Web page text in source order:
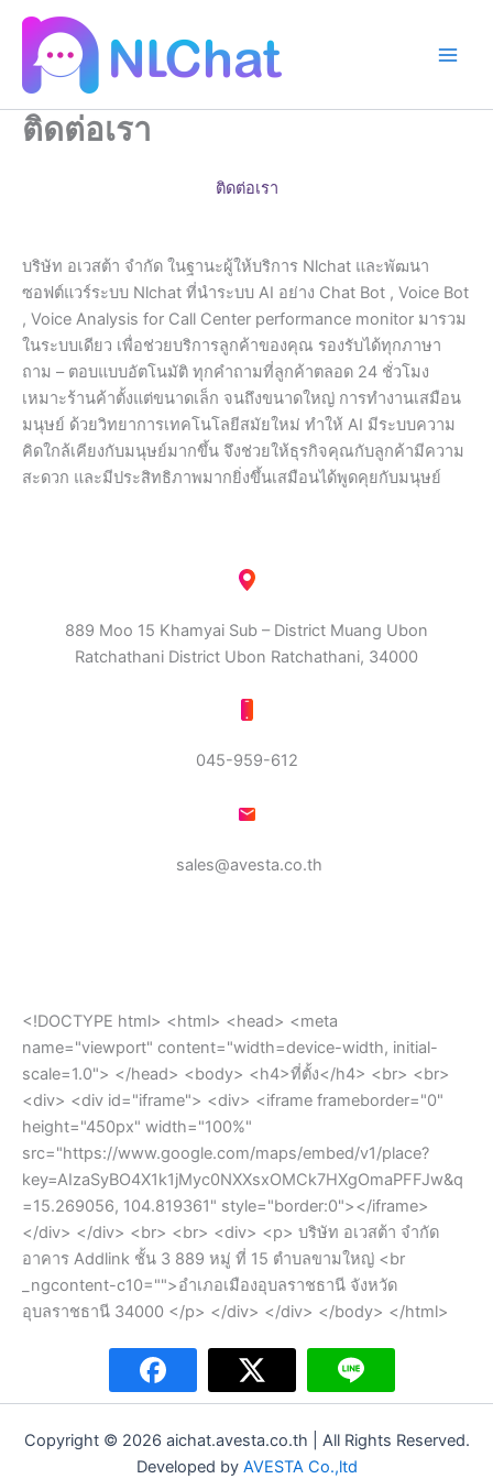
Skip
content
ติดต่อเรา
ติดต่อเรา
บริษัท อเวสต้า​ จำกัด ในฐานะผู้ให้บริการ Nlchat และพัฒนา
ซอฟต์แวร์ระบบ Nlchat ที่นำระบบ AI อย่าง Chat Bot , Voice Bot
, Voice Analysis for Call Center performance monitor มารวม
ในระบบเดียว เพื่อช่วยบริการลูกค้าของคุณ รองรับได้ทุกภาษา
ถาม – ตอบแบบอัตโนมัติ ทุกคำถามที่ลูกค้าตลอด 24 ชั่วโมง
เหมาะร้านค้าตั้งแต่ขนาดเล็ก จนถึงขนาดใหญ่ การทำงานเสมือน
มนุษย์ ด้วยวิทยาการเทคโนโลยีสมัยใหม่ ทำให้ AI มีระบบความ
คิดใกล้เคียงกับมนุษย์มากขึ้น จึงช่วยให้ธุรกิจคุณกับลูกค้ามีความ
สะดวก และมีประสิทธิภาพมากยิ่งขึ้นเสมือนได้พูดคุยกับมนุษย์
889 Moo 15 Khamyai Sub – District Muang Ubon
Ratchathani District Ubon Ratchathani, 34000
045-959-612
sales@avesta.co.th
<!DOCTYPE html> <html> <head> <meta
name="viewport" content="width=device-width, initial-
scale=1.0"> </head> <body> <h4>ที่ตั้ง</h4> <br> <br>
<div> <div id="iframe"> <div> <iframe frameborder="0"
height="450px" width="100%"
src="https://www.google.com/maps/embed/v1/place?
key=AIzaSyBO4X1k1jMyc0NXXsxOMCk7HXgOmaPFFJw&q
=15.269056, 104.819361" style="border:0"></iframe>
</div> </div> <br> <br> <div> <p> บริษัท อเวสต้า จำกัด
อาคาร Addlink ชั้น 3 889 หมู่ ที่ 15 ตำบลขามใหญ่ <br
_ngcontent-c10="">อำเภอเมืองอุบลราชธานี จังหวัด
อุบลราชธานี 34000 </p> </div> </div> </body> </html>
Copyright © 2026 aichat.avesta.co.th | All Rights Reserved.
Developed by AVESTA Co.,ltd